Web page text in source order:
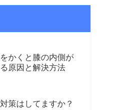
かくと膝の内側が
原因と解決方法
策はしてますか？